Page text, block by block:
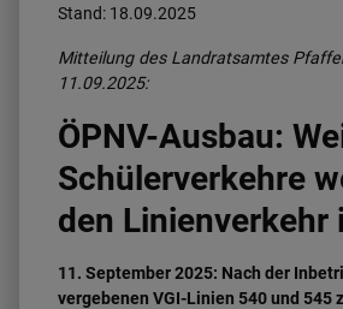
Stand: 18.09.2025
Mitteilung des Landratsamtes
11.09.2025:
ÖPNV-Ausbau:
Schülerverkehre
den Linienverkehr
11. September 2025: Nach der
vergebenen VGI-Linien 540 und 545